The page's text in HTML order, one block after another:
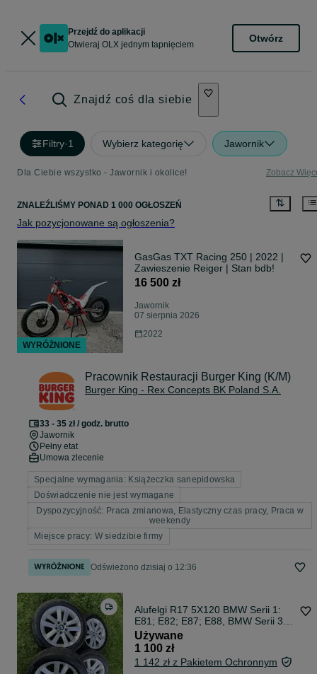
Przejdź do aplikacji
Otwieraj OLX jednym tapnięciem
Otwórz
Znajdź coś dla siebie
Filtry·1 Wybierz kategorię Jawornik
Dla Ciebie wszystko - Jawornik i okolice! Zobacz
ZNALEŹLIŚMY PONAD 1 000 OGŁOSZEŃ
Jak pozycjonowane są ogłoszenia?
GasGas TXT Racing 250 | 2022 |
Zawieszenie Reiger | Stan bdb!
16 500 zł
Jawornik
07 sierpnia 2026
2022
Pracownik Restauracji Burger King (K/M)
Burger King - Rex Concepts BK Poland S.A.
33 - 35 zł / godz. brutto
Jawornik
Pełny etat
Umowa zlecenie
Specjalne wymagania: Książeczka sanepidowska
Doświadczenie nie jest wymagane
Dyspozycyjność: Praca zmianowa, Elastyczny czas pracy, Praca w
weekendy
Miejsce pracy: W siedzibie firmy
Odświeżono dzisiaj o 12:36
Alufelgi R17 5X120 BMW Serii 1:
E81; E82; E87; E88, BMW Serii 3:
E46; E90; E91; E92; E93, BMW X1:
E84, BMW Z4 E85; E89 + nowe
opony
Używane
1 100 zł
1 142 zł z Pakietem Ochronnym
WYRÓŻNIONE